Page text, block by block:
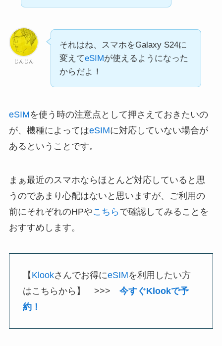
じんじん
それはね、スマホをGalaxy S24に
変えてeSIMが使えるようになった
からだよ！
eSIMを使う時の注意点として押さえておきたいの
が、機種によってはeSIMに対応していない場合が
あるということです。
まぁ最近のスマホならほとんど対応していると思
うのであまり心配はないと思いますが、ご利用の
前にそれぞれのHPやこちら で確認してみることを
おすすめします。
【 Klookさんでお得にeSIMを利用したい方
はこちらから】 >>> 今すぐKlookで予
約！